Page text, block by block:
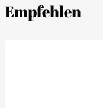
Empfehlen